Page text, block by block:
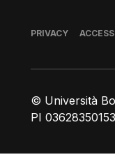
© Università
PI 03628350153
Piè di pagina
PRIVACY